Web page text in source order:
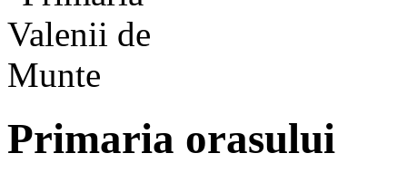
Primaria orasului